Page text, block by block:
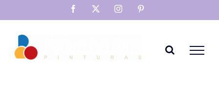
al
contenido
Facebook Instagram